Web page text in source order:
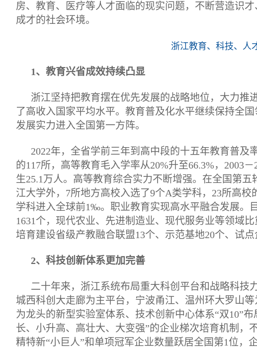
房、教育、医疗等人才面临的现实问题，不断营造识
成才的社会环境。
浙江教育、科技、人
1、教育兴省成效持续凸显
浙江坚持把教育摆在优先发展的战略地位，大力推
了高收入国家平均水平。教育普及化水平继续保持全
发展实力进入全国第一方阵。
2022年，全省学前三年到高中段的十五年教育普及
的117所，高等教育毛入学率从20%升至66.3%，2003
生25.1万人。高等教育综合实力不断增强。在全国第
江大学外，7所地方高校入选了9个A类学科，23所高校
学科进入全球前1‰。职业教育实现高水平融合发展。
1631个，现代农业、先进制造业、现代服务业等领域
培育建设省级产教融合联盟13个、示范基地20个、试点
2、科技创新体系更加完善
二十年来，浙江系统布局重大科创平台和战略科技
城西科创大走廊为主平台，宁波甬江、温州环大罗山
为龙头的新型实验室体系、技术创新中心体系“双10”
长、小升高、高壮大、大变强”的企业梯次培育机制，
精特新“小巨人”和单项冠军企业数量跃居全国第1位，